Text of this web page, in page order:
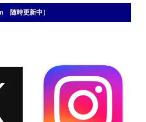
随時更新中）